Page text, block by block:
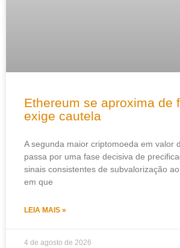
Ethereum se aproxima de
exige cautela
A segunda maior criptomoeda em valor
passa por uma fase decisiva de
sinais consistentes de subvalorização
em que
LEIA MAIS »
4 de agosto de 2026